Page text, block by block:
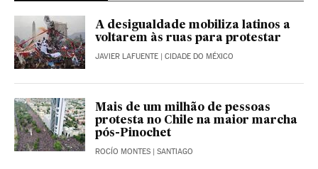
A desigualdade mobiliza latinos a
voltarem às ruas para protestar
JAVIER LAFUENTE | CIDADE DO MÉXICO
Mais de um milhão de pessoas
protesta no Chile na maior marcha
pós-Pinochet
ROCÍO MONTES | SANTIAGO